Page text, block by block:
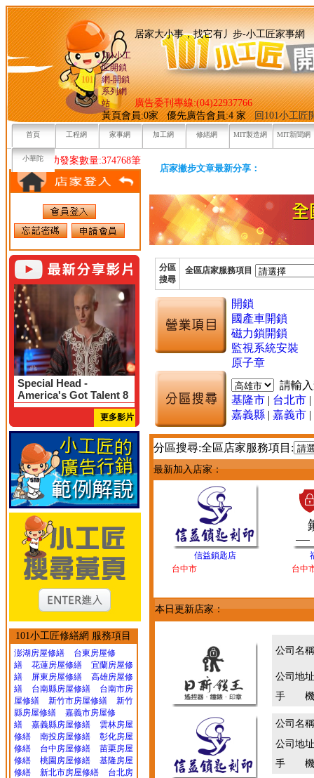
101小工
匠開鎖
網-開鎖
系列網
站
居家大小事，找它有丿步-小
廣告委刊專線:(04)22937766
黃頁會員:0家 優先廣告會員:4 家回101小工匠
首頁 工程網 家事網 加工網 修繕網 MIT製造網 MIT新聞網
小華陀
目前已成功發案數量:374768筆
Special Head -
America's Got Talent 8
更多影片
101小工匠修繕網 服務項目
澎湖房屋修繕
台東房屋修
繕
花蓮房屋修繕
宜蘭房屋修
繕
屏東房屋修繕
高雄房屋修
繕
台南縣房屋修繕
台南市房
屋修繕
新竹市房屋修繕
新竹
縣房屋修繕
嘉義市房屋修
繕
嘉義縣房屋修繕
雲林房屋
修繕
南投房屋修繕
彰化房屋
修繕
台中房屋修繕
苗栗房屋
修繕
桃園房屋修繕
基隆房屋
修繕
新北市房屋修繕
台北房
店家撇步文章最新分享：
分區
搜尋
全區店家服務項目
開鎖
國產車開鎖
磁力鎖開鎖
監視系統安裝
原子章
請輸
基隆市 | 台北市 |
嘉義縣 | 嘉義市 |
分區搜尋:全區店家服務項目:
最新加入店家：
信益鎖匙店
台中市
台中
本日更新店家：
公司名
公司地
手 機
公司名
公司地
手 機